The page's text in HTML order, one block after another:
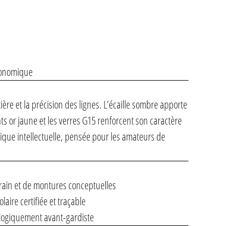
et la précision des lignes. L’écaille sombre apporte
or jaune et les verres G15 renforcent son caractère
intellectuelle, pensée pour les amateurs de
et de montures conceptuelles
certifiée et traçable
avant-gardiste